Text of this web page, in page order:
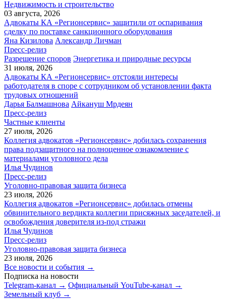
Недвижимость и строительство
03 августа, 2026
Адвокаты КА «Регионсервис» защитили от оспаривания
сделку по поставке санкционного оборудования
Яна Кизилова Александр Личман
Пресс-релиз
Разрешение споров Энергетика и природные ресурсы
31 июля, 2026
Адвокаты КА «Регионсервис» отстояли интересы
работодателя в споре с сотрудником об установлении факта
трудовых отношений
Дарья Балмашнова Айкануш Мрдеян
Пресс-релиз
Частные клиенты
27 июля, 2026
Коллегия адвокатов «Регионсервис» добилась сохранения
права подзащитного на полноценное ознакомление с
материалами уголовного дела
Илья Чудинов
Пресс-релиз
Уголовно-правовая защита бизнеса
23 июля, 2026
Коллегия адвокатов «Регионсервис» добилась отмены
обвинительного вердикта коллегии присяжных заседателей, и
освобождения доверителя из-под стражи
Илья Чудинов
Пресс-релиз
Уголовно-правовая защита бизнеса
23 июля, 2026
Все новости и события →
Подписка на новости
Telegram-канал → Официальный YouTube-канал →
Земельный клуб →